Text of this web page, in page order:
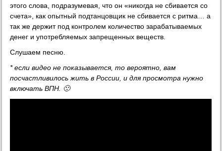
этого слова, подразумевая, что он «никогда не сбивается со
счета», как опытный подтанцовщик не сбивается с ритма… а
так же держит под контролем количество зарабатываемых
денег и употребляемых запрещенных веществ.
Слушаем песню.
* если видео не показывается, то вероятно, вам
посчастливилось жить в России, и для просмотра нужно
включать ВПН. 🙁